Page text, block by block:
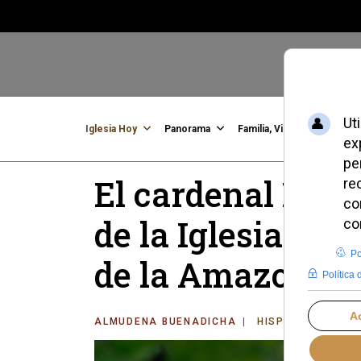
Iglesia Hoy Panorama Familia, Vida, Identidad
El cardenal
de la Iglesia en
de la Amazonía
ALMUDENA BUENADICHA